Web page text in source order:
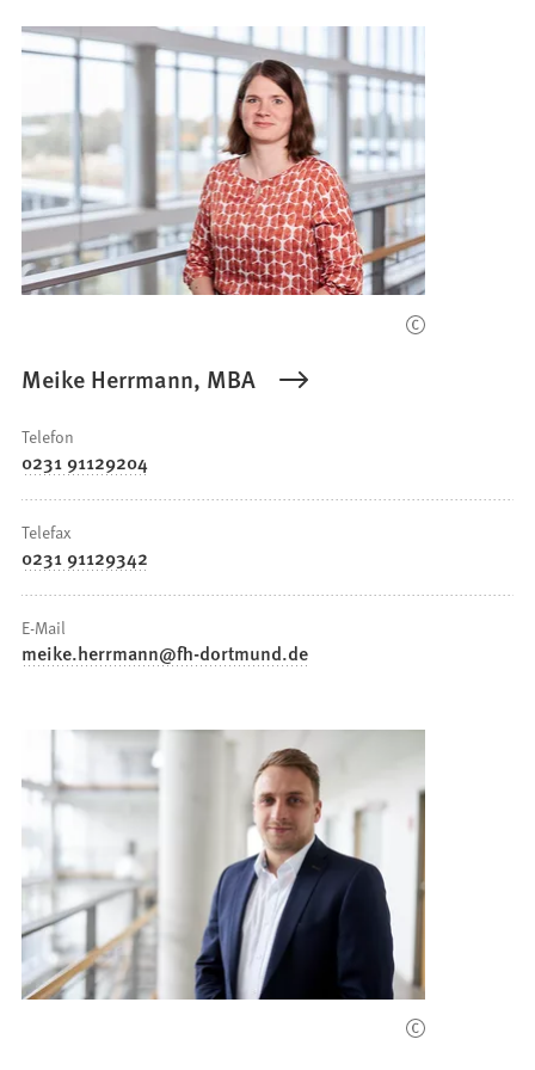
Meike Herrmann, MBA
Telefon
0231 91129204
Telefax
0231 91129342
E-Mail
meike.herrmann fh-dortmund de